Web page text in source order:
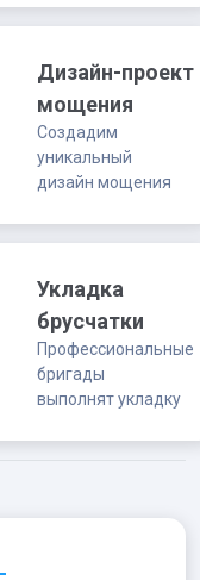
Дизайн-проект
мощения
Создадим
уникальный
дизайн мощения
Укладка
брусчатки
Профессиональные
бригады
выполнят укладку